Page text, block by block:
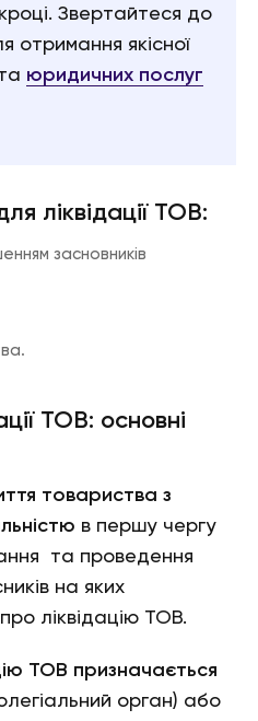
Звертайтеся до
отримання якісної
юридичних послуг
ліквідації ТОВ:
засновників
ТОВ: основні
товариства з
в першу чергу
та проведення
на яких
ліквідацію ТОВ.
ТОВ призначається
орган) або